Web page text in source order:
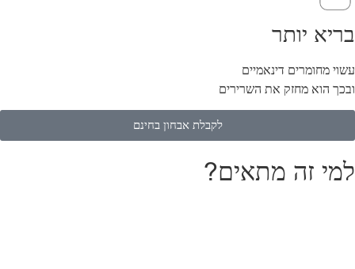
בריא יותר
עשוי מחומרים דינאמיים
ובכך הוא מחזק את השרירים
לקבלת אבחון בחינם
למי זה מתאים?​